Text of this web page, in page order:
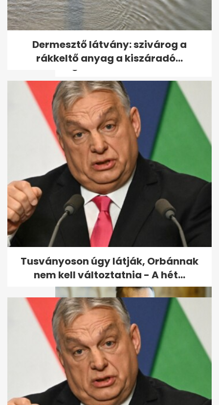
Mentő és személyautó
ütközött Kispesten, négyen
megsérültek
Donald Trump szerint Putyin
zseniálisat lépett, és jó...
Dermesztő látvány: szivárog a
rákkeltő anyag a kiszáradó...
Tusványoson úgy látják, Orbánnak
nem kell változtatnia - A hét...